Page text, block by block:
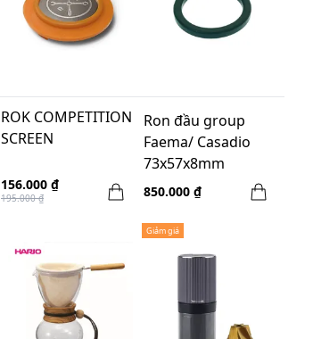
ROK COMPETITION
SCREEN
156.000 ₫
195.000 ₫
Ron đầu group
Faema/ Casadio
73x57x8mm
850.000 ₫
Giảm giá